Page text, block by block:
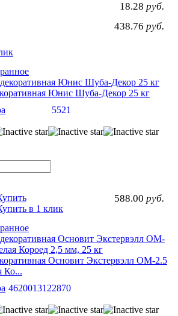
18.28 руб.
438.76 руб.
Юнис Шуба-Декор 25 кг
5521
588.00 руб.
в 1 клик
Основит Экстервэлл OM-2.5
Ко...
4620013122870